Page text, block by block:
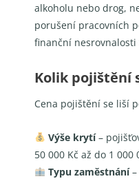
alkoholu nebo drog,
porušení pracovních
finanční
Kolik pojištění
Cena pojištění se liší
Výše krytí–
50 000 Kč až do 1 000
Typu zaměstnání–